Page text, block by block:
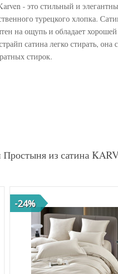
- это стильный и
турецкого хлопка.
на ощупь и обладает хорошей
сатина легко стирать, она
стирок.
из сатина
-24%